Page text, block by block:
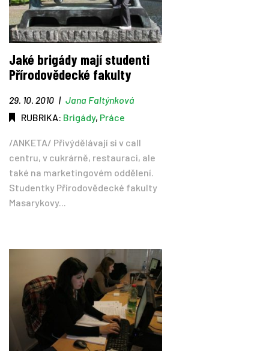
Jaké brigády mají studenti
Přírodovědecké fakulty
29. 10. 2010 | Jana Faltýnková
RUBRIKA: Brigády, Práce
/ANKETA/ Přivýdělávají si v call
centru, v cukrárně, restauraci, ale
také na marketingovém oddělení.
Studentky Přírodovědecké fakulty
Masarykovy...